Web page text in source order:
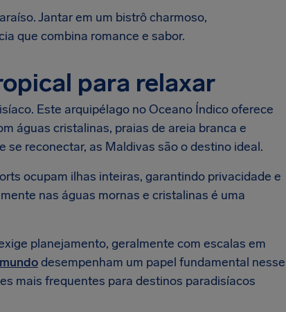
Jantar em um bistrô charmoso,
que combina romance e sabor.
para relaxar
Este arquipélago no Oceano Índico oferece
águas cristalinas, praias de areia branca e
se reconectar, as Maldivas são o destino ideal.
ocupam ilhas inteiras, garantindo privacidade e
nas águas mornas e cristalinas é uma
planejamento, geralmente com escalas em
desempenham um papel fundamental nesse
mais frequentes para destinos paradisíacos